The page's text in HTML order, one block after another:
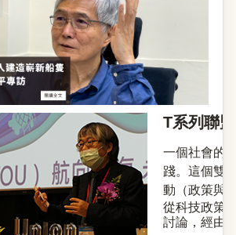
T系列聯
一個社會的
踐。這個雙
動（政策與
從科技政策
討論，經由